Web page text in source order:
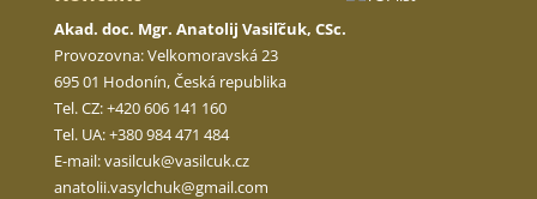
Akad. doc. Mgr. Anatolij Vasiľčuk, CSc.
Provozovna: Velkomoravská 23
695 01 Hodonín, Česká republika
Tel. CZ: +420 606 141 160
Tel. UA: +380 984 471 484
E-mail:vasilcuk@vasilcuk.cz
anatolii.vasylchuk@gmail.com